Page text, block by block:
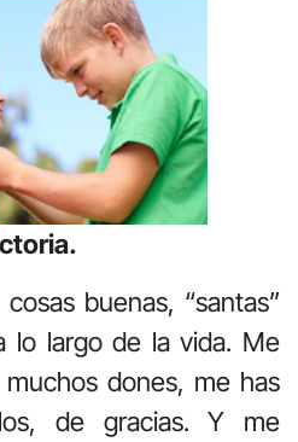
buenas, “santas”
lo largo de la vida. Me
dones, me has
de gracias. Y me